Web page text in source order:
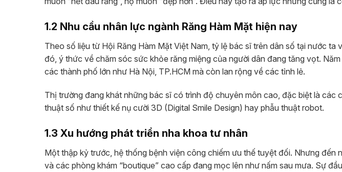
1.2 Nhu cầu nhân lực ngành Răng Hàm Mặt hiện nay
Theo số liệu từ Hội Răng Hàm Mặt Việt Nam, tỷ lệ bác sĩ trên dân số tại nước ta
đó, ý thức về chăm sóc sức khỏe răng miệng của người dân đang tăng vọt.
các thành phố lớn như Hà Nội, TP.HCM mà còn lan rộng về các tỉnh lẻ.
Thị trường đang khát những bác sĩ có trình độ chuyên môn cao, đặc biệt là các
thuật số như thiết kế nụ cười 3D (Digital Smile Design) hay phẫu thuật robot.
1.3 Xu hướng phát triển nha khoa tư nhân
Một thập kỷ trước, hệ thống bệnh viện công chiếm ưu thế tuyệt đối. Nhưng đến
và các phòng khám “boutique” cao cấp đang mọc lên như nấm sau mưa. Sự